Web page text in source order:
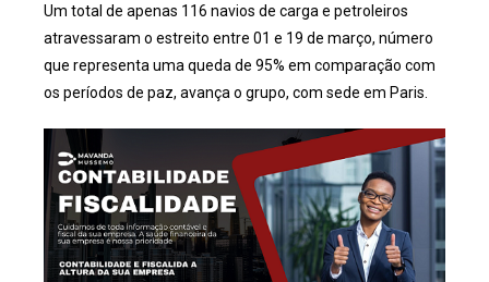
Um total de apenas 116 navios de carga e petroleiros
atravessaram o estreito entre 01 e 19 de março, número
que representa uma queda de 95% em comparação com
os períodos de paz, avança o grupo, com sede em Paris.